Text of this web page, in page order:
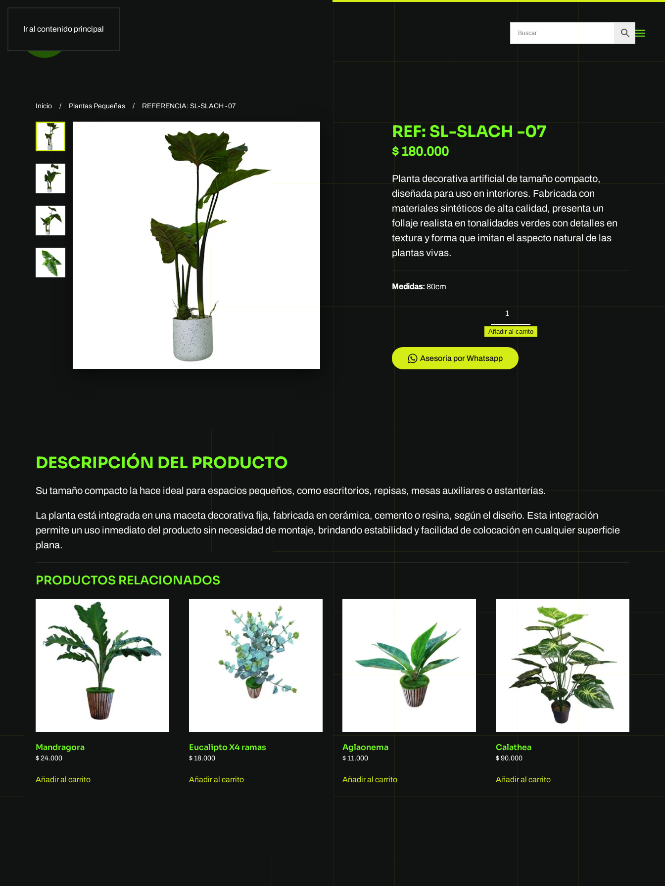
Ir al contenido principal
Inicio Plantas Pequeñas REFERENCIA: SL-SLACH -07
REF: SL-SLACH -07
$ 180.000
Planta decorativa artificial de tamaño compacto,
diseñada para uso en interiores. Fabricada con
materiales sintéticos de alta calidad, presenta un
follaje realista en tonalidades verdes con detalles en
textura y forma que imitan el aspecto natural de las
plantas vivas.
Medidas: 80cm
SLACH
-07
cantidad
Añadir al carrito
Asesoria por Whatsapp
DESCRIPCIÓN DEL PRODUCTO
Su tamaño compacto la hace ideal para espacios pequeños, como escritorios, repisas, mesas auxiliares o estanterías.
La planta está integrada en una maceta decorativa fija, fabricada en cerámica, cemento o resina, según el diseño. Esta integración
permite un uso inmediato del producto sin necesidad de montaje, brindando estabilidad y facilidad de colocación en cualquier superficie
plana.
PRODUCTOS RELACIONADOS
Mandragora
$ 24.000
Añadir al carrito
Eucalipto X4 ramas
$ 18.000
Añadir al carrito
Aglaonema
$ 11.000
Añadir al carrito
Calathea
$ 90.000
Añadir al carrito